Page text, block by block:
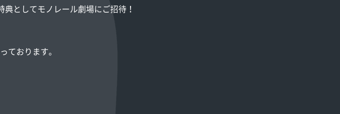
としてモノレール劇場にご招待！
ております。